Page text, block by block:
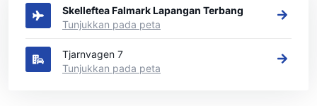
Skelleftea Falmark Lapangan Terbang
Tunjukkan pada peta
Tjarnvagen 7
Tunjukkan pada peta